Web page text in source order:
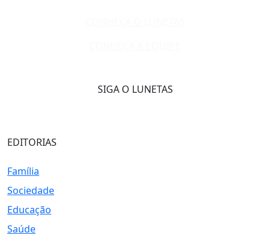
SIGA O LUNETAS
EDITORIAS
Família
Sociedade
Educação
Saúde